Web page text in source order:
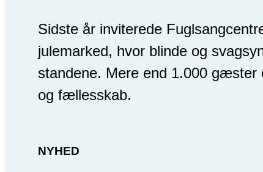
Sidste år inviterede
julemarked, hvor blinde og
standene. Mere end 1.000 gæster
og fællesskab.
NYHED